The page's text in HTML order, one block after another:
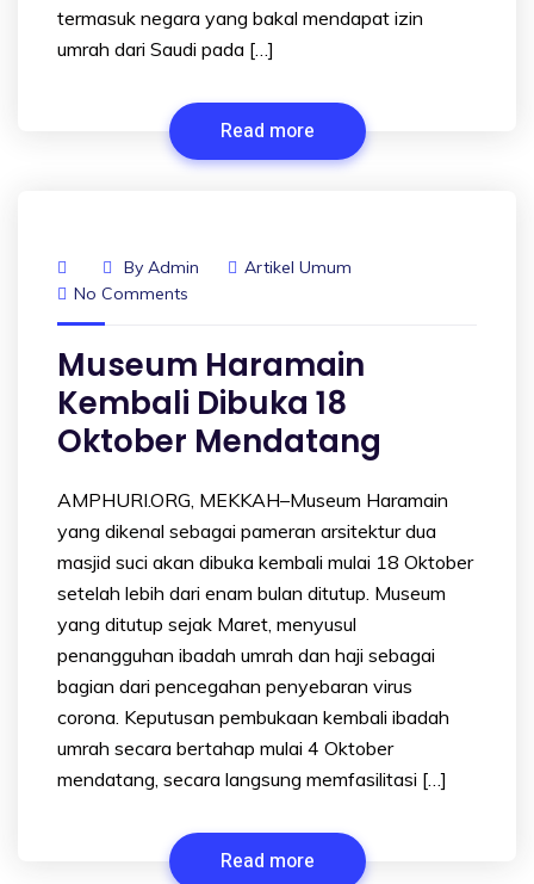
termasuk negara yang bakal mendapat izin
umrah dari Saudi pada […]
Read more
By Admin
Artikel Umum
No Comments
Museum Haramain
Kembali Dibuka 18
Oktober Mendatang
AMPHURI.ORG, MEKKAH–Museum Haramain
yang dikenal sebagai pameran arsitektur dua
masjid suci akan dibuka kembali mulai 18 Oktober
setelah lebih dari enam bulan ditutup. Museum
yang ditutup sejak Maret, menyusul
penangguhan ibadah umrah dan haji sebagai
bagian dari pencegahan penyebaran virus
corona. Keputusan pembukaan kembali ibadah
umrah secara bertahap mulai 4 Oktober
mendatang, secara langsung memfasilitasi […]
Read more